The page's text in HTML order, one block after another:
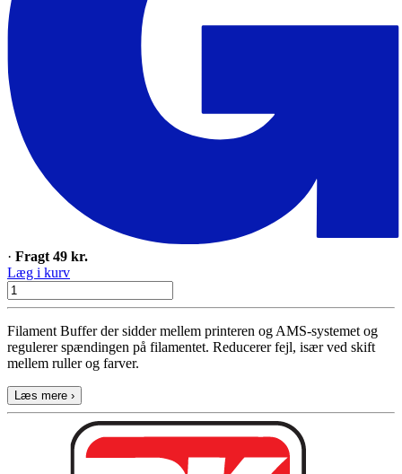
· Fragt 49 kr.
Læg i kurv
Filament Buffer der sidder mellem printeren og AMS-systemet og
regulerer spændingen på filamentet. Reducerer fejl, især ved skift
mellem ruller og farver.
Læs mere ›